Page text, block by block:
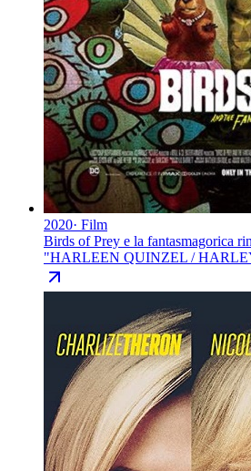
2020· Film
Birds of Prey e la fantasmagorica
"HARLEEN QUINZEL /